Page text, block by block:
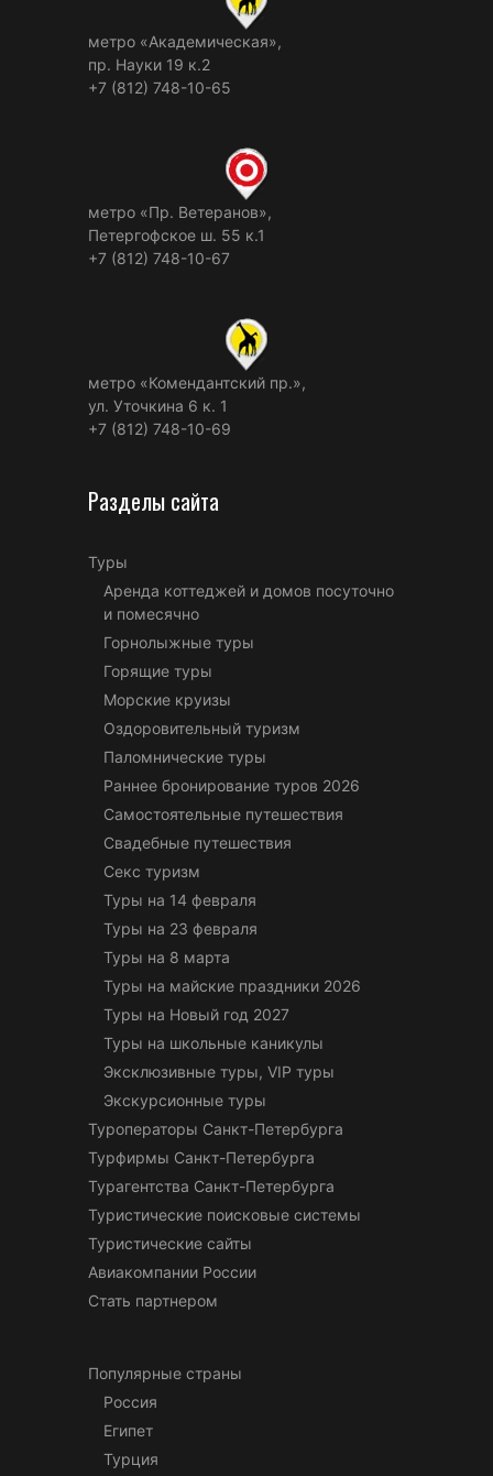
метро «Академическая»,
пр. Науки 19 к.2
+7 (812) 748-10-65
метро «Пр. Ветеранов»,
Петергофское ш. 55 к.1
+7 (812) 748-10-67
метро «Комендантский пр.»,
ул. Уточкина 6 к. 1
+7 (812) 748-10-69
Разделы сайта
Туры
Аренда коттеджей и домов посуточно
и помесячно
Горнолыжные туры
Горящие туры
Морские круизы
Оздоровительный туризм
Паломнические туры
Раннее бронирование туров 2026
Самостоятельные путешествия
Свадебные путешествия
Секс туризм
Туры на 14 февраля
Туры на 23 февраля
Туры на 8 марта
Туры на майские праздники 2026
Туры на Новый год 2027
Туры на школьные каникулы
Эксклюзивные туры, VIP туры
Экскурсионные туры
Туроператоры Санкт-Петербурга
Турфирмы Санкт-Петербурга
Турагентства Санкт-Петербурга
Туристические поисковые системы
Туристические сайты
Авиакомпании России
Стать партнером
Популярные страны
Россия
Египет
Турция